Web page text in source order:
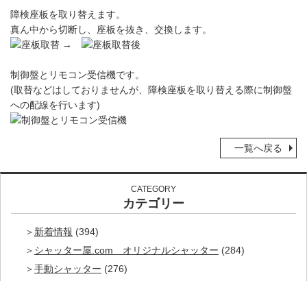
障検座板を取り替えます。
真ん中から切断し、座板を抜き、交換します。
→
制御盤とリモコン受信機です。
(取替などはしておりませんが、障検座板を取り替える際に制御盤
への配線を行います)
一覧へ戻る
CATEGORY
カテゴリー
新着情報 (394)
シャッター屋.com オリジナルシャッター (284)
手動シャッター (276)